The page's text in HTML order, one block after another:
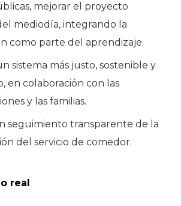
mejorar el proyecto
mediodía, integrando la
como parte del aprendizaje.
sistema más justo, sostenible y
en colaboración con las
y las familias.
seguimiento transparente de la
del servicio de comedor.
real